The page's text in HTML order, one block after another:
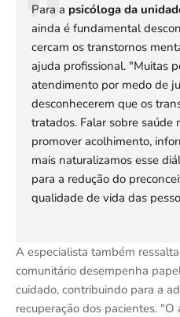
Para a psicóloga da
ainda é fundamental
cercam os transtornos
ajuda profissional. "Muitas
atendimento por medo de
desconhecerem que os
tratados. Falar sobre
promover acolhimento,
mais naturalizamos esse
para a redução do
qualidade de vida das
A especialista também
comunitário desempenha
cuidado, contribuindo para a
recuperação dos pacientes.